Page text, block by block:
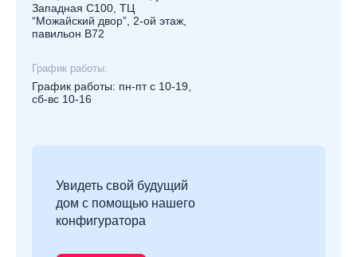
Западная С100, ТЦ
“Можайский двор”, 2-ой этаж,
павильон В72
График работы:
График работы: пн-пт с 10-19,
сб-вс 10-16
Увидеть свой будущий
дом с помощью нашего
конфигуратора